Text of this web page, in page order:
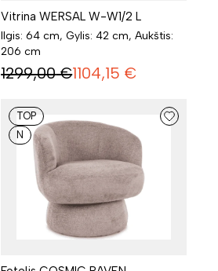
Vitrina WERSAL W-W1/2 L
Ilgis: 64 cm, Gylis: 42 cm, Aukštis:
206 cm
1299,00 €1104,15 €
TOP
N